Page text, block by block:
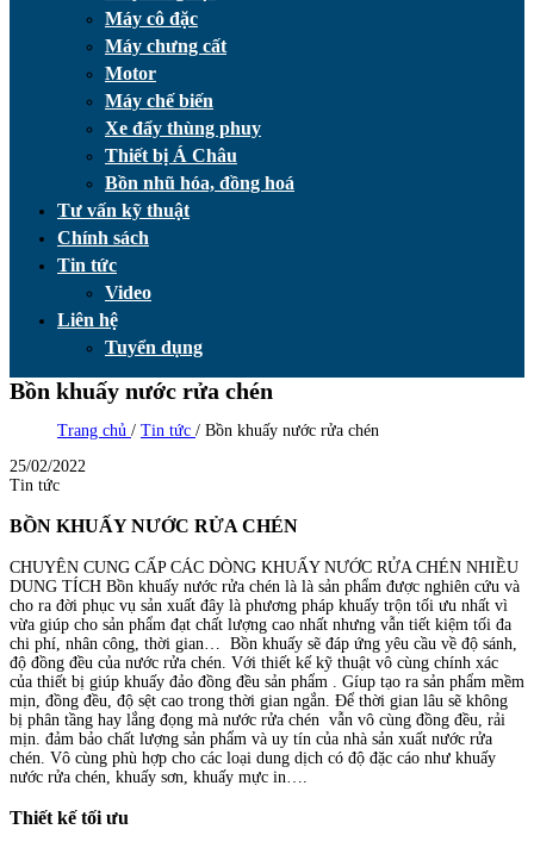
Máy cô đặc
Máy chưng cất
Motor
Máy chế biến
Xe đẩy thùng phuy
Thiết bị Á Châu
Bồn nhũ hóa, đồng hoá
Tư vấn kỹ thuật
Chính sách
Tin tức
Video
Liên hệ
Tuyển dụng
Bồn khuấy nước rửa chén
Trang chủ / Tin tức / Bồn khuấy nước rửa chén
25/02/2022
Tin tức
BỒN KHUẤY NƯỚC RỬA CHÉN
CHUYÊN CUNG CẤP CÁC DÒNG KHUẤY NƯỚC RỬA CHÉN NHIỀU
DUNG TÍCH Bồn khuấy nước rửa chén là là sản phẩm được nghiên cứu và
cho ra đời phục vụ sản xuất đây là phương pháp khuấy trộn tối ưu nhất vì
vừa giúp cho sản phẩm đạt chất lượng cao nhất nhưng vẫn tiết kiệm tối đa
chi phí, nhân công, thời gian…
Bồn khuấy sẽ đáp ứng yêu cầu về độ sánh,
độ đồng đều của nước rửa chén. Với thiết kế kỹ thuật vô cùng chính xác
của thiết bị giúp khuấy đảo đồng đều sản phẩm . Gíup tạo ra sản phẩm mềm
mịn, đồng đều, độ sệt cao trong thời gian ngắn. Để thời gian lâu sẽ không
bị phân tầng hay lắng đọng mà nước rửa chén vẫn vô cùng đồng đều, rải
mịn. đảm bảo chất lượng sản phẩm và uy tín của nhà sản xuất nước rửa
chén. Vô cùng phù hợp cho các loại dung dịch có độ đặc cáo như khuấy
nước rửa chén, khuấy sơn, khuấy mực in….
Thiết kế tối ưu